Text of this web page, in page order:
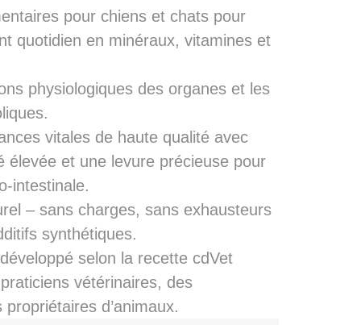
pour chiens et chats pour
quotidien en minéraux, vitamines et
physiologiques des organes et les
vitales de haute qualité avec
élevée et une levure précieuse pour
intestinale.
– sans charges, sans exhausteurs
synthétiques.
selon la recette cdVet
vétérinaires, des
d’animaux.